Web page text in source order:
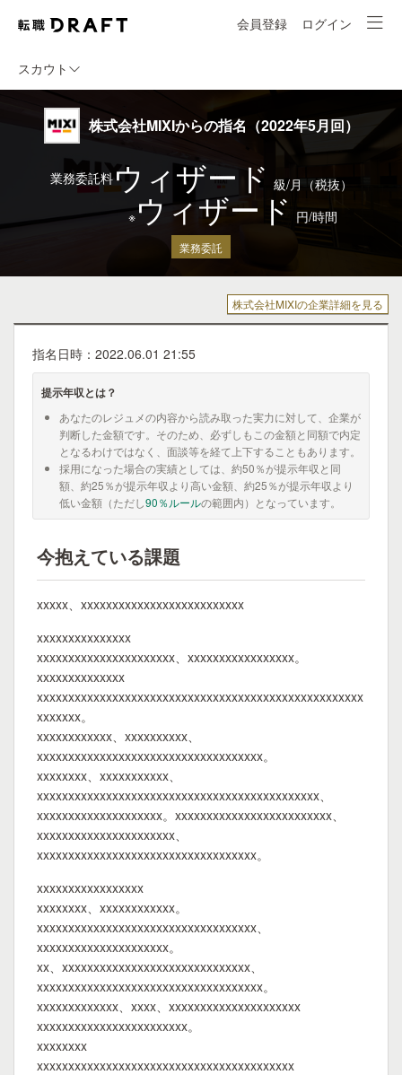
会員登録 ログイン
スカウト
株式会社MIXIからの指名（2022年5月回）
業務委託料ウィザード 級/月（税抜）
※ウィザード 円/時間
業務委託
株式会社MIXIの企業詳細を見る
指名日時：2022.06.01 21:55
提示年収とは？
あなたのレジュメの内容から読み取った実力に対して、企業が
判断した金額です。そのため、必ずしもこの金額と同額で内定
となるわけではなく、面談等を経て上下することもあります。
採用になった場合の実績としては、約50％が提示年収と同
額、約25％が提示年収より高い金額、約25％が提示年収より
低い金額（ただし90％ルールの範囲内）となっています。
今抱えている課題
xxxxx、xxxxxxxxxxxxxxxxxxxxxxxxxx
xxxxxxxxxxxxxxx
xxxxxxxxxxxxxxxxxxxxxx、xxxxxxxxxxxxxxxxx。
xxxxxxxxxxxxxx
xxxxxxxxxxxxxxxxxxxxxxxxxxxxxxxxxxxxxxxxxxxxxxxxxxxx
xxxxxxx。
xxxxxxxxxxxx、xxxxxxxxxx、
xxxxxxxxxxxxxxxxxxxxxxxxxxxxxxxxxxxx。
xxxxxxxx、xxxxxxxxxxx、
xxxxxxxxxxxxxxxxxxxxxxxxxxxxxxxxxxxxxxxxxxxxx、
xxxxxxxxxxxxxxxxxxxx。xxxxxxxxxxxxxxxxxxxxxxxxx、
xxxxxxxxxxxxxxxxxxxxxx、
xxxxxxxxxxxxxxxxxxxxxxxxxxxxxxxxxxx。
xxxxxxxxxxxxxxxxx
xxxxxxxx、xxxxxxxxxxxx。
xxxxxxxxxxxxxxxxxxxxxxxxxxxxxxxxxxx、
xxxxxxxxxxxxxxxxxxxxx。
xx、xxxxxxxxxxxxxxxxxxxxxxxxxxxxxx、
xxxxxxxxxxxxxxxxxxxxxxxxxxxxxxxxxxxx。
xxxxxxxxxxxxx、xxxx、xxxxxxxxxxxxxxxxxxxxx
xxxxxxxxxxxxxxxxxxxxxxxx。
xxxxxxxx
xxxxxxxxxxxxxxxxxxxxxxxxxxxxxxxxxxxxxxxxx